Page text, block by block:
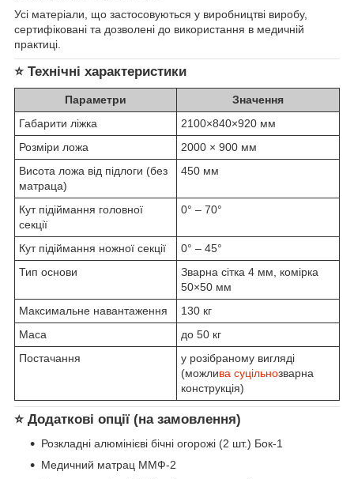
Усі матеріали, що застосовуються у виробництві виробу,
сертифіковані та дозволені до використання в медичній
практиці.
⭐ Технічні характеристики
Параметри
Значення
Габарити ліжка
2100×840×920 мм
Розміри ложа
2000 × 900 мм
Висота ложа від підлоги (без
матраца)
450 мм
Кут підіймання головної
секції
0° – 70°
Кут підіймання ножної секції
0° – 45°
Тип основи
Зварна сітка 4 мм, комірка
50×50 мм
Максимальне навантаження
130 кг
Маса
до 50 кг
Постачання
у розібраному вигляді
(можлива суцільнозварна
конструкція)
⭐ Додаткові опції (на замовлення)
Розкладні алюмінієві бічні огорожі (2 шт.) Бок-1
Медичний матрац ММФ-2